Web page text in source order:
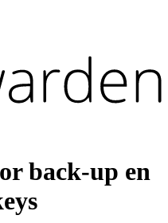
back-up en